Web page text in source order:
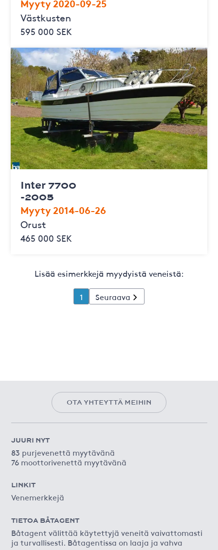
Västkusten
595 000 SEK
Inter 7700
-2005
Myyty 2014-06-26
Orust
465 000 SEK
Lisää esimerkkejä myydyistä veneistä:
1 Seuraava
OTA YHTEYTTÄ MEIHIN
JUURI NYT
83 purjevenettä myytävänä
76 moottorivenettä myytävänä
LINKIT
Venemerkkejä
TIETOA BÅTAGENT
Båtagent välittää käytettyjä veneitä vaivattomasti
ja turvallisesti. Båtagentissa on laaja ja vahva